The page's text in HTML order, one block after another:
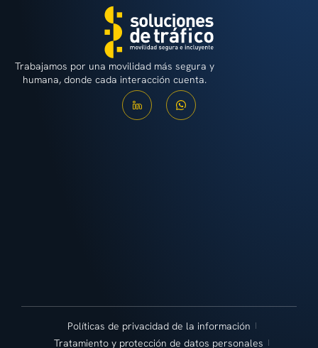
Trabajamos por una movilidad más segura y
humana, donde cada interacción cuenta.
Políticas de privacidad de la información
Tratamiento y protección de datos personales